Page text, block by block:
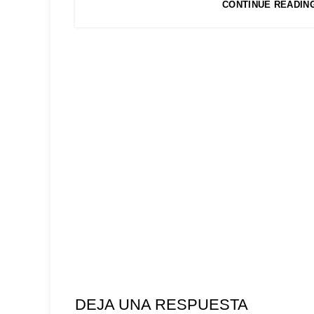
CONTINUE
DEJA UNA RESPUESTA